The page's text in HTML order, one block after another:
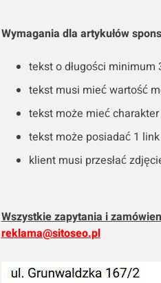
Wymagania dla artykułów
tekst o długości minimum
tekst musi mieć wartość
tekst może mieć
tekst może posiadać 1
klient musi przesłać
Wszystkie zapytania i
reklama@sitoseo.pl